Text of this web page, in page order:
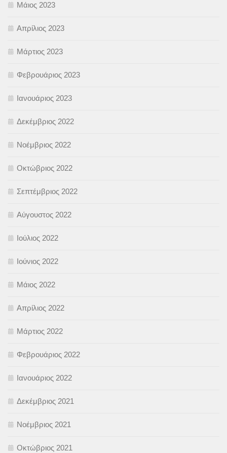
Μάιος 2023
Απρίλιος 2023
Μάρτιος 2023
Φεβρουάριος 2023
Ιανουάριος 2023
Δεκέμβριος 2022
Νοέμβριος 2022
Οκτώβριος 2022
Σεπτέμβριος 2022
Αύγουστος 2022
Ιούλιος 2022
Ιούνιος 2022
Μάιος 2022
Απρίλιος 2022
Μάρτιος 2022
Φεβρουάριος 2022
Ιανουάριος 2022
Δεκέμβριος 2021
Νοέμβριος 2021
Οκτώβριος 2021